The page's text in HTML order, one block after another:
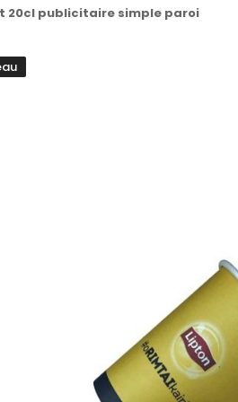
20cl publicitaire simple paroi